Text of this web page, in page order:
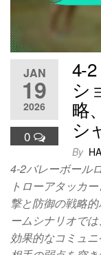
JAN
19
2026
0
4-
シ
略
シ
By
4-2バレーボール
トローアタッカ
撃と防御の戦略
ームシナリオで
効果的なコミュ